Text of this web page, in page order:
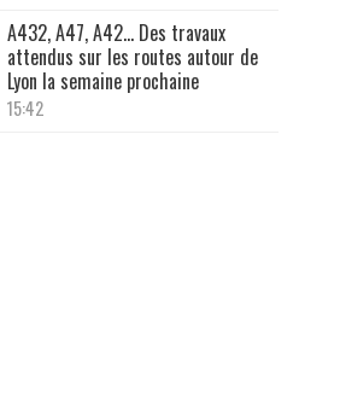
A432, A47, A42… Des travaux
attendus sur les routes autour de
Lyon la semaine prochaine
15:42